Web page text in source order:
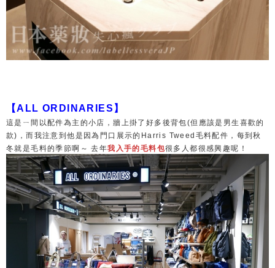
【ALL ORDINARIES】
這是ㄧ間以配件為主的小店，牆上掛了好多後背包(但應該是男生喜歡的
款)，而我注意到他是因為門口展示的Harris Tweed毛料配件，每到秋
冬就是毛料的季節啊～ 去年我入手的毛料包很多人都很感興趣呢！